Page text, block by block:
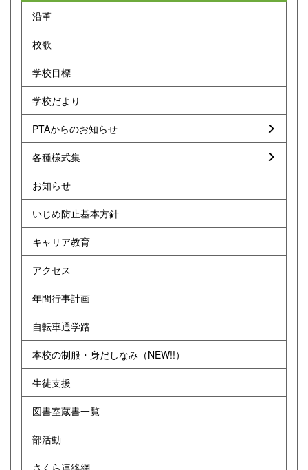
沿革
校歌
学校目標
学校だより
PTAからのお知らせ
各種様式集
お知らせ
いじめ防止基本方針
キャリア教育
アクセス
年間行事計画
自転車通学路
本校の制服・身だしなみ（NEW!!）
生徒支援
図書室蔵書一覧
部活動
さくら連絡網